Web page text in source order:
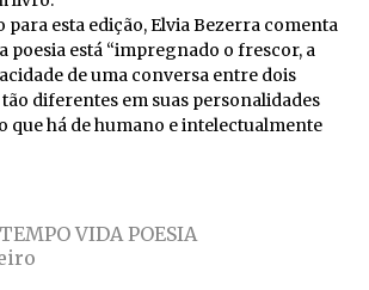
para esta edição, Elvia Bezerra comenta
poesia está “impregnado o frescor, a
de uma conversa entre dois
diferentes em suas personalidades
que há de humano e intelectualmente
VIDA POESIA